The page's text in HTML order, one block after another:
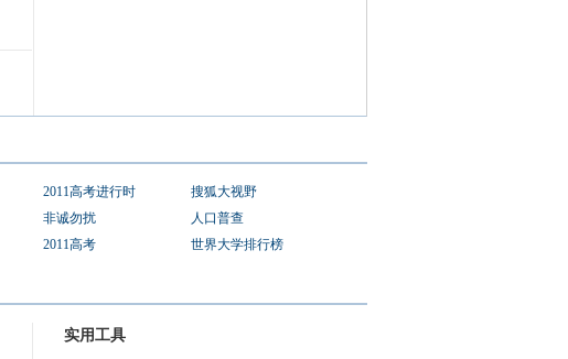
2011高考进行时
搜狐大视野
非诚勿扰
人口普查
2011高考 世界大学排行榜
实用工具